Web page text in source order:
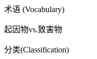
术语 (Vocabulary)
起因物vs.致害物
分类(Classification)